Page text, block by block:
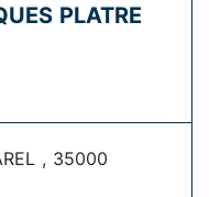
PLATRE
, 35000